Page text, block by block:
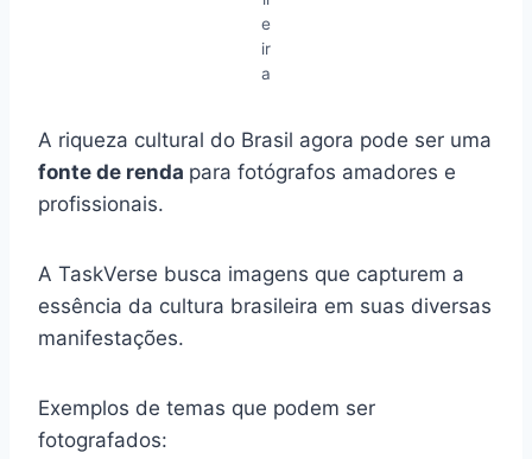
e
ir
a
A riqueza cultural do Brasil agora pode ser uma
fonte de renda para fotógrafos amadores e
profissionais.
A TaskVerse busca imagens que capturem a
essência da cultura brasileira em suas diversas
manifestações.
Exemplos de temas que podem ser
fotografados: